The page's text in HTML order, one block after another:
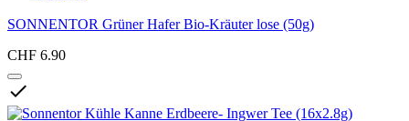
SONNENTOR Grüner Hafer Bio-Kräuter lose (50g)
CHF 6.90
